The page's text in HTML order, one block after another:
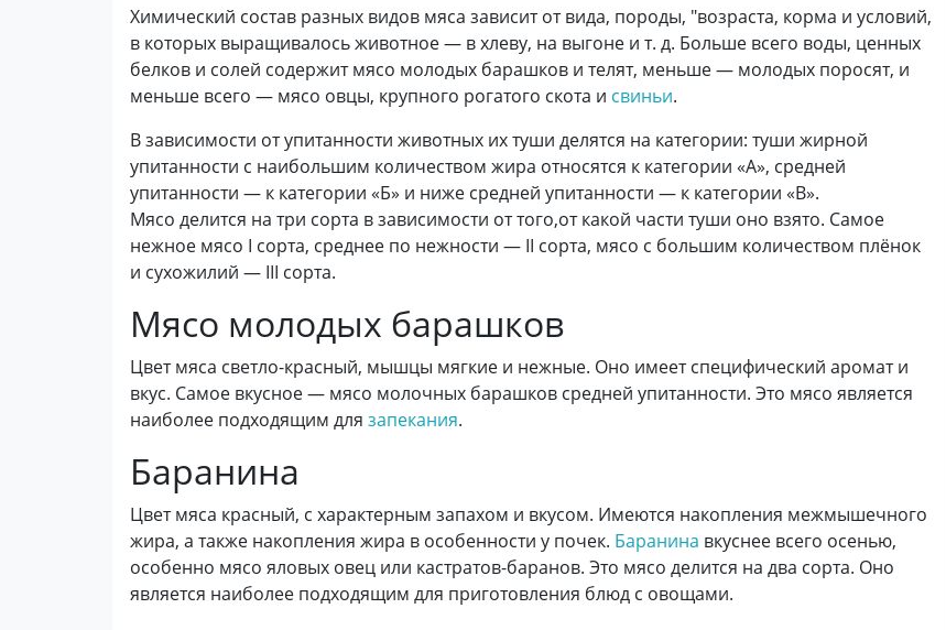
Химический состав разных видов мяса зависит от вида, породы, "возраста, корма и условий,
в которых выращивалось животное — в хлеву, на выгоне и т. д. Больше всего воды, ценных
белков и солей содержит мясо молодых барашков и телят, меньше — молодых поросят, и
меньше всего — мясо овцы, крупного рогатого скота и свиньи.
В зависимости от упитанности животных их туши делятся на категории: туши жирной
упитанности с наибольшим количеством жира относятся к категории «А», средней
упитанности — к категории «Б» и ниже средней упитанности — к категории «В».
Мясо делится на три сорта в зависимости от того,от какой части туши оно взято. Самое
нежное мясо I сорта, среднее по нежности — II сорта, мясо с большим количеством плёнок
и сухожилий — III сорта.
Мясо молодых барашков
Цвет мяса светло-красный, мышцы мягкие и нежные. Оно имеет специфический аромат и
вкус. Самое вкусное — мясо молочных барашков средней упитанности. Это мясо является
наиболее подходящим для запекания.
Баранина
Цвет мяса красный, с характерным запахом и вкусом. Имеются накопления межмышечного
жира, а также накопления жира в особенности у почек. Баранина вкуснее всего осенью,
особенно мясо яловых овец или кастратов-баранов. Это мясо делится на два сорта. Оно
является наиболее подходящим для приготовления блюд с овощами.